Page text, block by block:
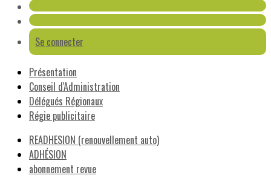
Se connecter
Présentation
Conseil d'Administration
Délégués Régionaux
Régie publicitaire
READHESION (renouvellement auto)
ADHÉSION
abonnement revue